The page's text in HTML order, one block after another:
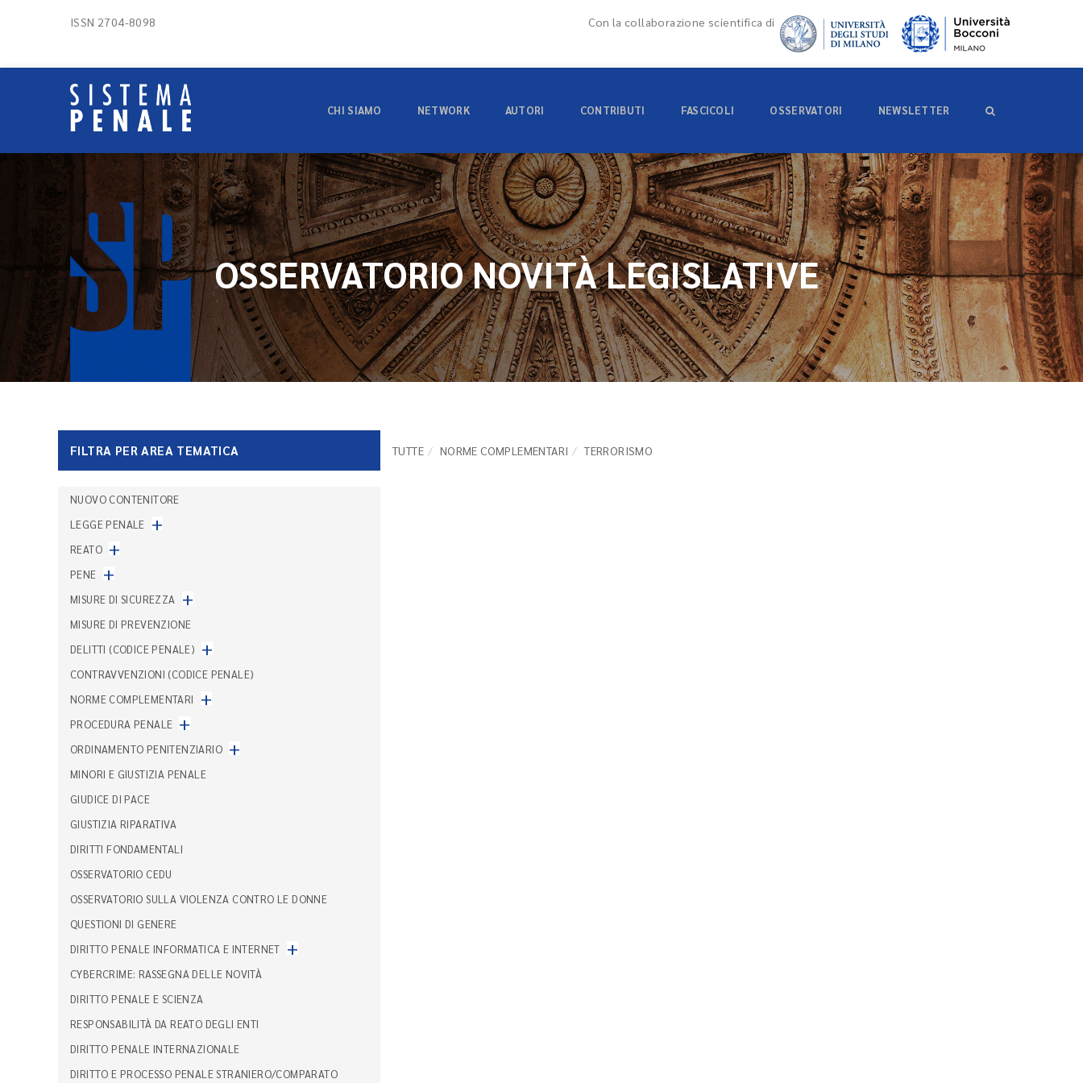
ISSN 2704-8098 Con la collaborazione scientifica di
CHI SIAMO NETWORK AUTORI CONTRIBUTI FASCICOLI OSSERVATORI NEWSLETTER
OSSERVATORIO NOVITÀ LEGISLATIVE
FILTRA PER AREA TEMATICA TUTTE NORME COMPLEMENTARI TERRORISMO
NUOVO CONTENITORE
LEGGE PENALE +
REATO +
PENE +
MISURE DI SICUREZZA +
MISURE DI PREVENZIONE
DELITTI (CODICE PENALE) +
CONTRAVVENZIONI (CODICE PENALE)
NORME COMPLEMENTARI
+
PROCEDURA PENALE +
ORDINAMENTO PENITENZIARIO +
MINORI E GIUSTIZIA PENALE
GIUDICE DI PACE
GIUSTIZIA RIPARATIVA
DIRITTI FONDAMENTALI
OSSERVATORIO CEDU
OSSERVATORIO SULLA VIOLENZA CONTRO LE DONNE
QUESTIONI DI GENERE
DIRITTO PENALE INFORMATICA E INTERNET +
CYBERCRIME: RASSEGNA DELLE NOVITÀ
DIRITTO PENALE E SCIENZA
RESPONSABILITÀ DA REATO DEGLI ENTI
DIRITTO PENALE INTERNAZIONALE
DIRITTO E PROCESSO PENALE STRANIERO/COMPARATO